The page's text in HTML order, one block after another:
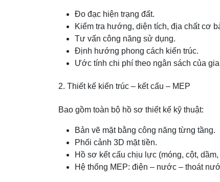
Đo đạc hiện trạng đất.
Kiểm tra hướng, diện tích, địa chất cơ
Tư vấn công năng sử dụng.
Định hướng phong cách kiến trúc.
Ước tính chi phí theo ngân sách của
2. Thiết kế kiến trúc – kết cấu – MEP
Bao gồm toàn bộ hồ sơ thiết kế kỹ thuật:
Bản vẽ mặt bằng công năng từng tầng.
Phối cảnh 3D mặt tiền.
Hồ sơ kết cấu chịu lực (móng, cột, dầm,
Hệ thống MEP: điện – nước – thoát